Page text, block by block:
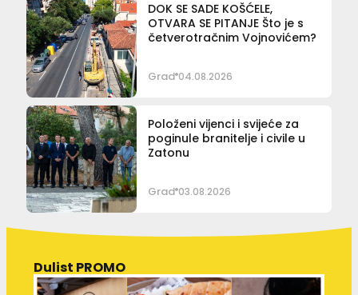
DOK SE SADE KOŠĆELE,
OTVARA SE PITANJE Što je s
četverotračnim Vojnovićem?
Grad 04.08.2026
Položeni vijenci i svijeće za
poginule branitelje i civile u
Zatonu
Grad 03.08.2026
Dulist PROMO